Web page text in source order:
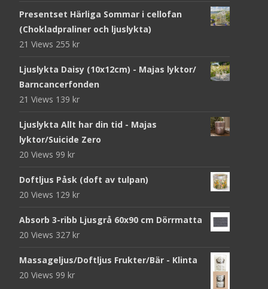
Presentset Härliga Sommar i cellofan
(Chokladpraliner och ljuslykta)
21 Views 255 kr
Ljuslykta Daisy (10x12cm) - Majas lyktor/
Barncancerfonden
21 Views 139 kr
Ljuslykta Allt har din tid - Majas
lyktor/Suicide Zero
20 Views 99 kr
Doftljus Påsk (doft av tulpan)
20 Views 129 kr
Absorb 3-ribb Ljusgrå 60x90 cm Dörrmatta
20 Views 327 kr
Massageljus/Doftljus Frukter/Bär - Klinta
20 Views 99 kr